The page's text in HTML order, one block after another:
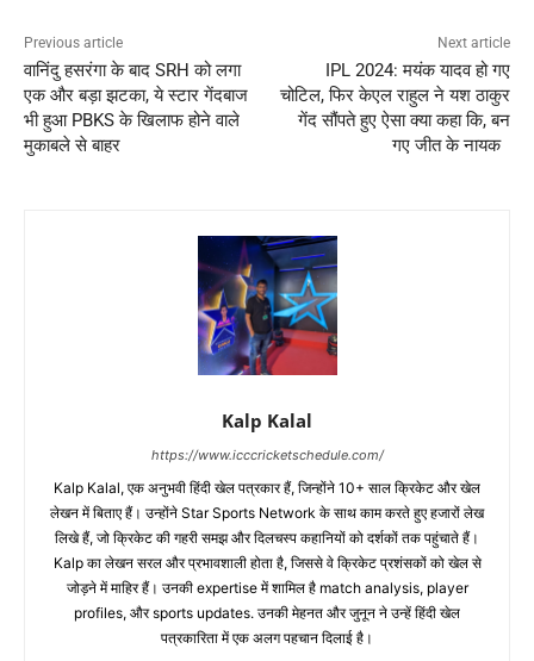
Previous article
वानिंदु हसरंगा के बाद SRH को लगा
एक और बड़ा झटका, ये स्टार गेंदबाज
भी हुआ PBKS के खिलाफ होने वाले
मुकाबले से बाहर
Next article
IPL 2024: मयंक यादव हो गए
चोटिल, फिर केएल राहुल ने यश ठाकुर
गेंद सौंपते हुए ऐसा क्या कहा कि, बन
गए जीत के नायक
Kalp Kalal
https://www.icccricketschedule.com/
Kalp Kalal, एक अनुभवी हिंदी खेल पत्रकार हैं, जिन्होंने 10+ साल क्रिकेट और खेल
लेखन में बिताए हैं। उन्होंने Star Sports Network के साथ काम करते हुए हजारों लेख
लिखे हैं, जो क्रिकेट की गहरी समझ और दिलचस्प कहानियों को दर्शकों तक पहुंचाते हैं।
Kalp का लेखन सरल और प्रभावशाली होता है, जिससे वे क्रिकेट प्रशंसकों को खेल से
जोड़ने में माहिर हैं। उनकी expertise में शामिल है match analysis, player
profiles, और sports updates. उनकी मेहनत और जुनून ने उन्हें हिंदी खेल
पत्रकारिता में एक अलग पहचान दिलाई है।